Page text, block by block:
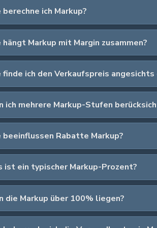
ich Markup?
Markup mit Margin zusammen?
finde ich den Verkaufspreis
ich mehrere Markup-Stufen
beeinflussen Rabatte Markup?
ist ein typischer Markup-Prozent?
die Markup über 100% liegen?